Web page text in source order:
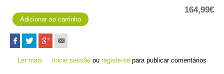
164,99€
Ler mais acerca de Dash Cam 47
Inicie sessão ouregiste-se para publicar comentários